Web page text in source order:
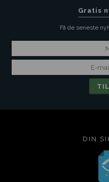
Gratis
Få de seneste
DIN